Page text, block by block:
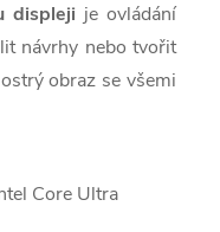
displeji je ovládání
návrhy nebo tvořit
obraz se všemi